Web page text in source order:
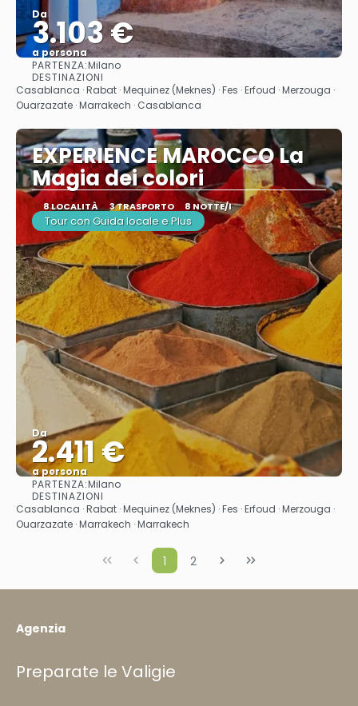
Da
3.103 €
a persona
PARTENZA:Milano
DESTINAZIONI
Casablanca · Rabat · Mequinez (Meknes) · Fes · Erfoud · Merzouga ·
Ouarzazate · Marrakech · Casablanca
EXPERIENCE MAROCCO La
Magia dei colori
8 LOCALITÀ 3 TRASPORTO 8 NOTTE/I
Tour con Guida locale e Plus
Da
2.411 €
a persona
PARTENZA:Milano
DESTINAZIONI
Casablanca · Rabat · Mequinez (Meknes) · Fes · Erfoud · Merzouga ·
Ouarzazate · Marrakech · Marrakech
1 2
Agenzia
Preparate le Valigie